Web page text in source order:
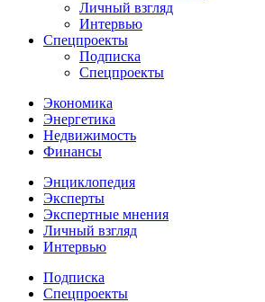
Личный взгляд
Интервью
Спецпроекты
Подписка
Спецпроекты
Экономика
Энергетика
Недвижимость
Финансы
Энциклопедия
Эксперты
Экспертные мнения
Личный взгляд
Интервью
Подписка
Спецпроекты